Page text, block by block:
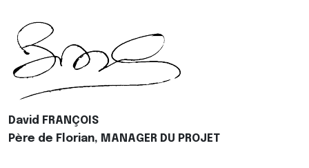
David FRANÇOIS
Père de Florian, MANAGER DU PROJET